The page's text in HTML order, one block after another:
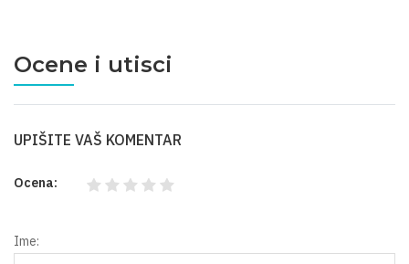
Ocene i utisci
UPIŠITE VAŠ KOMENTAR
Ocena:
Ime: